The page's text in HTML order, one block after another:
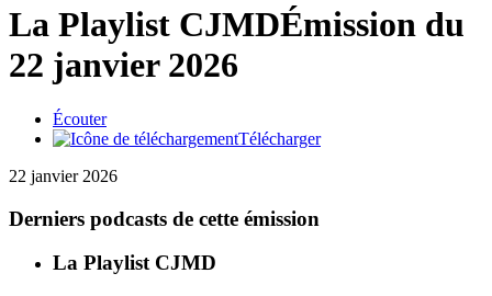
La Playlist CJMDÉmission du
22 janvier 2026
Écouter
Télécharger
22 janvier 2026
Derniers podcasts de cette émission
La Playlist CJMD